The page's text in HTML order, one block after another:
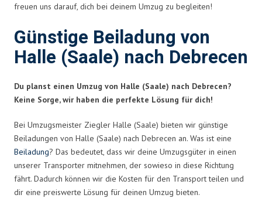
freuen uns darauf, dich bei deinem Umzug zu begleiten!
Günstige Beiladung von
Halle (Saale) nach Debrecen
Du planst einen Umzug von Halle (Saale) nach Debrecen?
Keine Sorge, wir haben die perfekte Lösung für dich!
Bei Umzugsmeister Ziegler Halle (Saale) bieten wir günstige
Beiladungen von Halle (Saale) nach Debrecen an. Was ist eine
Beiladung? Das bedeutet, dass wir deine Umzugsgüter in einen
unserer Transporter mitnehmen, der sowieso in diese Richtung
fährt. Dadurch können wir die Kosten für den Transport teilen und
dir eine preiswerte Lösung für deinen Umzug bieten.